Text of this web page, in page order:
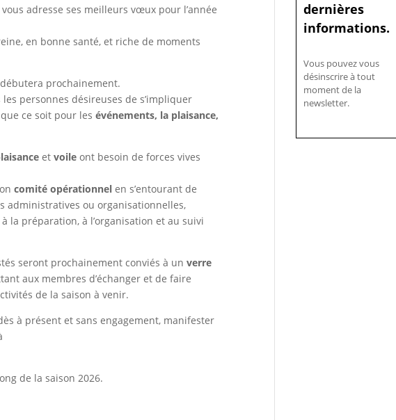
adresse ses meilleurs vœux pour l’année
en bonne santé, et riche de moments
prochainement.
personnes désireuses de s’impliquer
ce soit pour les événements, la plaisance,
et voile ont besoin de forces vives
comité opérationnel en s’entourant de
administratives ou organisationnelles,
la préparation, à l’organisation et au suivi
seront prochainement conviés à un verre
aux membres d’échanger et de faire
de la saison à venir.
à présent et sans engagement, manifester
de la saison 2026.
dernières
informations.
Vous pouvez vous
désinscrire à tout
moment de la
newsletter.